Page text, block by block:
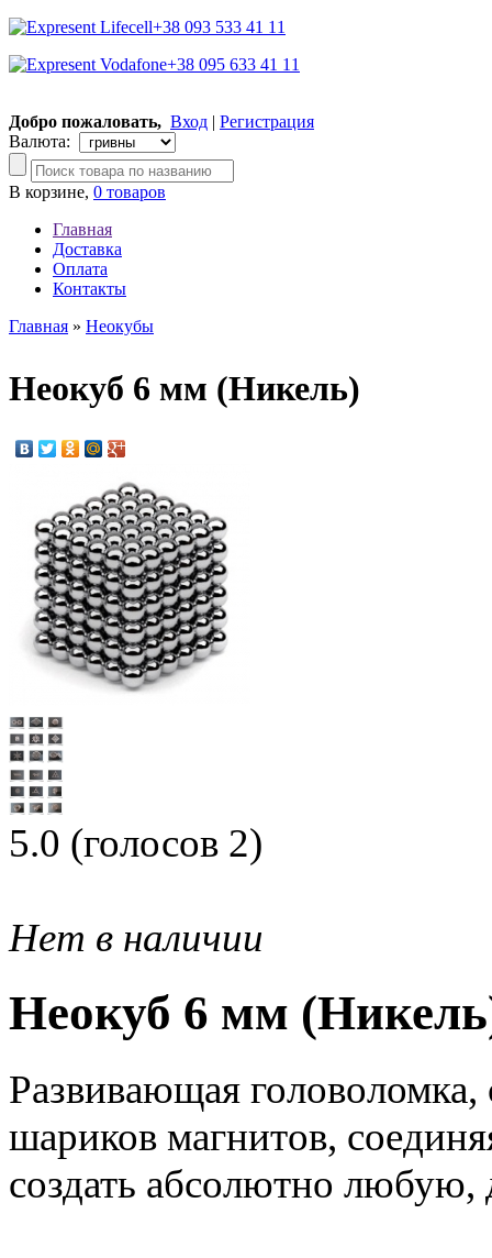
+38 093 533 41 11
+38 095 633 41 11
Добро пожаловать, Вход | Регистрация
Валюта:
В корзине, 0 товаров
Главная
Доставка
Оплата
Контакты
Главная » Неокубы
Неокуб 6 мм (Никель)
5.0 (голосов 2)
Нет в наличии
Неокуб 6 мм
Развивающая
шариков магнитов,
создать абсолютно